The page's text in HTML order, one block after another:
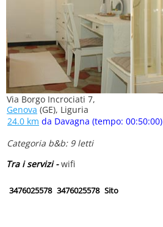
Via Borgo Incrociati 7,
Genova (GE), Liguria
24.0 km da Davagna (tempo: 00:50:00)
Categoria b&b: 9 letti
Tra i servizi -wifi
3476025578 3476025578 Sito